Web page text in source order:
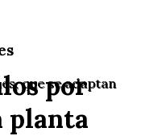
que se adaptan
por
planta